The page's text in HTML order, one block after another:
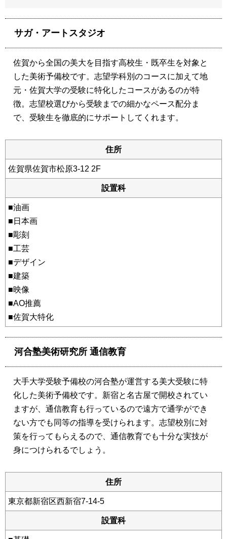
サガ・アートスタジオ
佐賀から全国の美大を目指す高校生・既卒生を対象と
した美術予備校です。志望学科別のコースに加えて地
元・佐賀大学の受験に特化したコースがあるのが特
徴。志望校選びから受験までの細かなペース配分ま
で、受験生を徹底的にサポートしてくれます。
住所
佐賀県佐賀市松原3-12 2F
設置科
■油画
■日本画
■彫刻
■工芸
■デザイン
■建築
■映像
■AO推薦
■佐賀大特化
河合塾美術研究所 通信教育
大手大学受験予備校の河合塾が運営する美大受験に特
化した美術予備校です。新宿と名古屋で開校されてい
ますが、通信教育も行っているので遠方で通学ができ
ない方でも同等の指導を受けられます。志望校別に対
策を行ってもらえるので、通信教育でも十分な実技が
身につけられるでしょう。
住所
東京都新宿区西新宿7-14-5
設置科